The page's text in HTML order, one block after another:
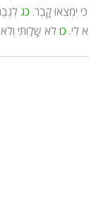
יִמְצְאוּ קָבֶר. כג
לִי. כולֹא שָׁלַוְתִּי